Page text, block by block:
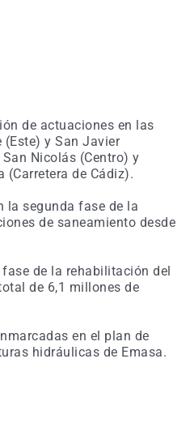
de actuaciones en las
(Este) y San Javier
Nicolás (Centro) y
(Carretera de Cádiz).
la segunda fase de la
de saneamiento desde
de la rehabilitación del
de 6,1 millones de
en el plan de
hidráulicas de Emasa.